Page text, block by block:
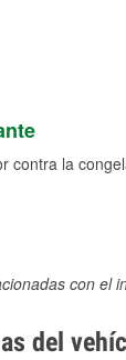
contra la
con
del